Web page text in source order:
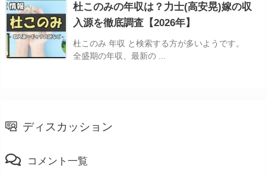
杜このみの年収は？力士(高安晃)嫁の収
入源を徹底調査【2026年】
杜このみ 年収 と検索する方が多いようです。
全盛期の年収、最新の ...
ディスカッション
コメント一覧